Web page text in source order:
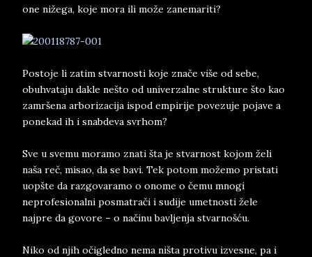
one nižega, koje mora ili može zanemariti?
Postoje li zatim stvarnosti koje znače više od sebe,
obuhvataju dakle nešto od univerzalne strukture što kao
zamršena arborizacija ispod empirije povezuje pojave a
ponekad ih i snabdeva svrhom?
Sve u svemu moramo znati šta je stvarnost kojom želi
naša reč, misao, da se bavi. Tek potom možemo pristati
uopšte da razgovaramo o onome o čemu mnogi
neprofesionalni posmatrači i sudije umetnosti žele
najpre da govore – o načinu bavljenja stvarnošću.
Niko od njih očigledno nema ništa protivu izvesne, pa i